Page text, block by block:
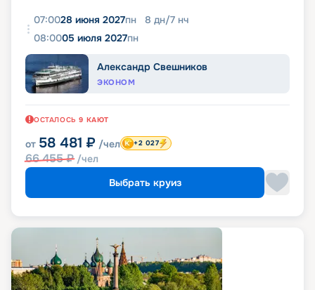
07:0028 июня 2027пн 8 дн/7 нч
08:0005 июля 2027пн
Александр Свешников
ЭКОНОМ
ОСТАЛОСЬ 9 КАЮТ
от 58 481 ₽ /чел
66 455₽ /чел
+2 027
Выбрать круиз